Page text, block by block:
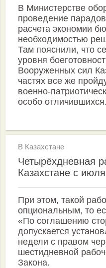
В Министерстве
проведение
расчета экономии
необходимостью
Там пояснили, что
уровня
Вооруженных сил
частях все же
военно-
особо отличившихся.
В Казахстане
Четырёхдневная
Казахстане с июля
При этом, такой
опциональным, то
«По соглашению
допускается
недели с правом
шестидневной
Закона.